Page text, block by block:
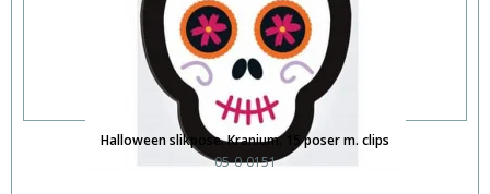
Halloween slikpose. Kranium. 15 poser m. clips
05-0-0151